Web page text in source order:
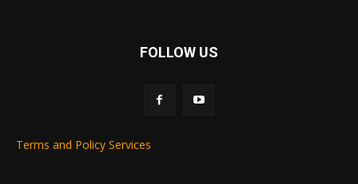
FOLLOW US
Terms and Policy Services